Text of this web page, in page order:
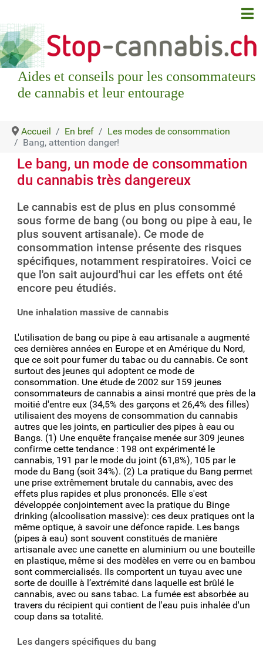
Aides et conseils pour les consommateurs
de cannabis et leur entourage
Accueil En bref
Les modes de consommation
Bang, attention danger!
Le bang, un mode de consommation
du cannabis très dangereux
Le cannabis est de plus en plus consommé
sous forme de bang (ou bong ou pipe à eau, le
plus souvent artisanale). Ce mode de
consommation intense présente des risques
spécifiques, notamment respiratoires. Voici ce
que l'on sait aujourd'hui car les effets ont été
encore peu étudiés.
Une inhalation massive de cannabis
L'utilisation de bang ou pipe à eau artisanale a augmenté
ces dernières années en Europe et en Amérique du Nord,
que ce soit pour fumer du tabac ou du cannabis. Ce sont
surtout des jeunes qui adoptent ce mode de
consommation. Une étude de 2002 sur 159 jeunes
consommateurs de cannabis a ainsi montré que près de la
moitié d'entre eux (34,5% des garçons et 26,4% des filles)
utilisaient des moyens de consommation du cannabis
autres que les joints, en particulier des pipes à eau ou
Bangs. (1) Une enquête française menée sur 309 jeunes
confirme cette tendance : 198 ont expérimenté le
cannabis, 191 par le mode du joint (61,8%), 105 par le
mode du Bang (soit 34%). (2) La pratique du Bang permet
une prise extrêmement brutale du cannabis, avec des
effets plus rapides et plus prononcés. Elle s'est
développée conjointement avec la pratique du Binge
drinking (alcoolisation massive): ces deux pratiques ont la
même optique, à savoir une défonce rapide. Les bangs
(pipes à eau) sont souvent constitués de manière
artisanale avec une canette en aluminium ou une bouteille
en plastique, même si des modèles en verre ou en bambou
sont commercialisés. Ils comportent un tuyau avec une
sorte de douille à l’extrémité dans laquelle est brûlé le
cannabis, avec ou sans tabac. La fumée est absorbée au
travers du récipient qui contient de l'eau puis inhalée d'un
coup dans sa totalité.
Les dangers spécifiques du bang